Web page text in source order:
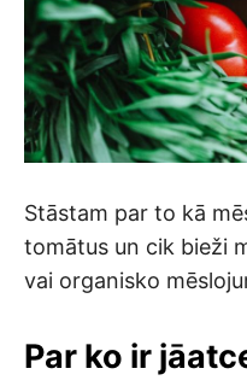
Stāstam par to kā
tomātus un cik bieži
vai organisko
Par ko ir